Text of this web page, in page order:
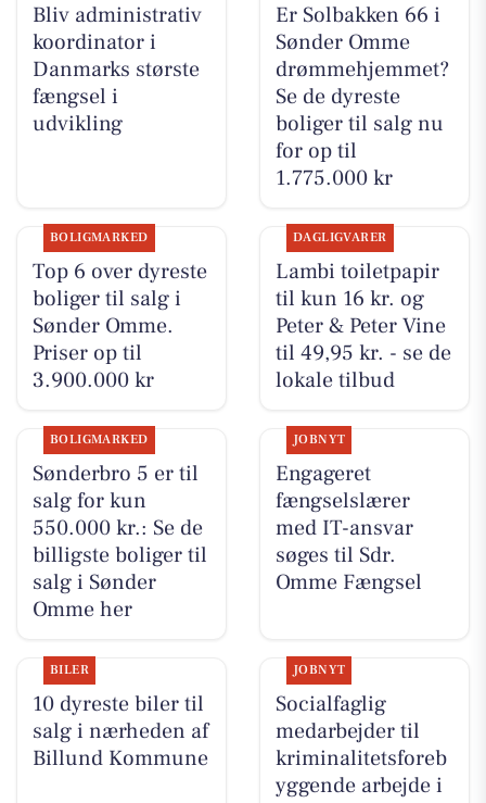
Bliv administrativ
koordinator i
Danmarks største
fængsel i
udvikling
Er Solbakken 66 i
Sønder Omme
drømmehjemmet?
Se de dyreste
boliger til salg nu
for op til
1.775.000 kr
BOLIGMARKED
Top 6 over dyreste
boliger til salg i
Sønder Omme.
Priser op til
3.900.000 kr
DAGLIGVARER
Lambi toiletpapir
til kun 16 kr. og
Peter & Peter Vine
til 49,95 kr. - se de
lokale tilbud
BOLIGMARKED
Sønderbro 5 er til
salg for kun
550.000 kr.: Se de
billigste boliger til
salg i Sønder
Omme her
JOBNYT
Engageret
fængselslærer
med IT-ansvar
søges til Sdr.
Omme Fængsel
BILER
10 dyreste biler til
salg i nærheden af
Billund Kommune
JOBNYT
Socialfaglig
medarbejder til
kriminalitetsforeb
yggende arbejde i